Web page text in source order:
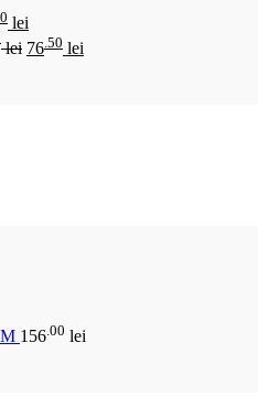
lei
lei 76 .50 lei
156.00 lei